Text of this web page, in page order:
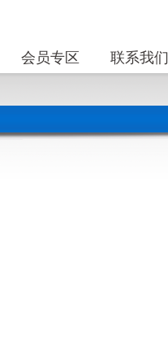
会员专区 联系我们